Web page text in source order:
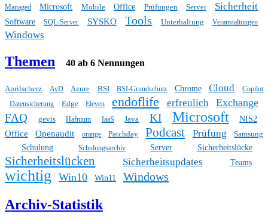
Managed Microsoft Mobile Office Prüfungen Server Sicherheit
Software SQL-Server SYSKO Tools Unterhaltung Veranstaltungen
Windows
Themen 40 ab 6 Nennungen
Aprilscherz AvD Azure BSI BSI-Grundschutz Chrome Cloud
Copilot
Datensicherung
Edge Eleven endoflife erfreulich Exchange
FAQ gevis Hafnium IaaS Java KI Microsoft NIS2
Office Openaudit orange Patchday Podcast Prüfung
Samsung
Schulung
Schulungsarchiv Server Sicherheitslücke
Sicherheitslücken Sicherheitsupdates Teams
wichtig Win10 Win11 Windows
Archiv-Statistik